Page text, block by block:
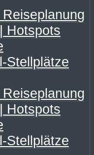
Hotspots
Stellplätze
Hotspots
Stellplätze